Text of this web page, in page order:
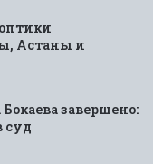
Астаны и
завершено:
суд